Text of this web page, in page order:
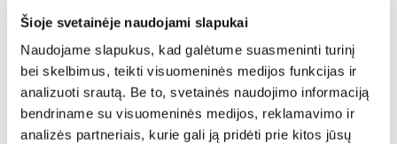
Šioje svetainėje naudojami slapukai
Naudojame slapukus, kad galėtume suasmeninti turinį
bei skelbimus, teikti visuomeninės medijos funkcijas ir
analizuoti srautą. Be to, svetainės naudojimo informaciją
bendriname su visuomeninės medijos, reklamavimo ir
analizės partneriais, kurie gali ją pridėti prie kitos jūsų
Minkšti baldai -
jaukumas ir stilius jūsų
namuose